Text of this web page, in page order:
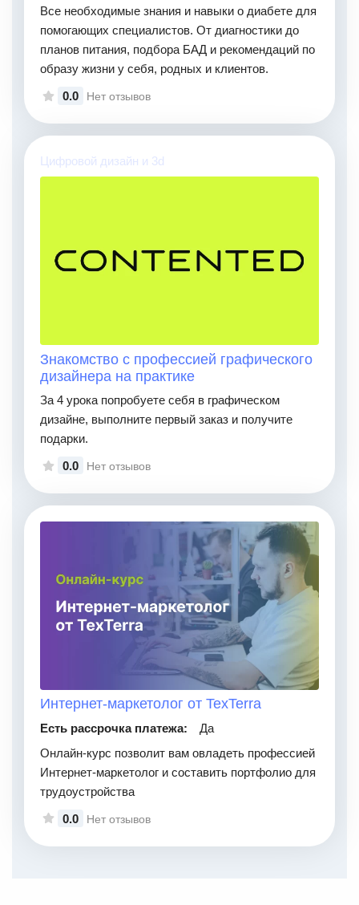
Все необходимые знания и навыки о диабете для
помогающих специалистов. От диагностики до
планов питания, подбора БАД и рекомендаций по
образу жизни у себя, родных и клиентов.
0.0
Нет отзывов
Цифровой дизайн и 3d
Знакомство с профессией графического
дизайнера на практике
За 4 урока попробуете себя в графическом
дизайне, выполните первый заказ и получите
подарки.
0.0
Нет отзывов
Интернет-маркетолог от TexTerra
Есть рассрочка платежа:
Да
Онлайн-курс позволит вам овладеть профессией
Интернет-маркетолог и составить портфолио для
трудоустройства
0.0
Нет отзывов